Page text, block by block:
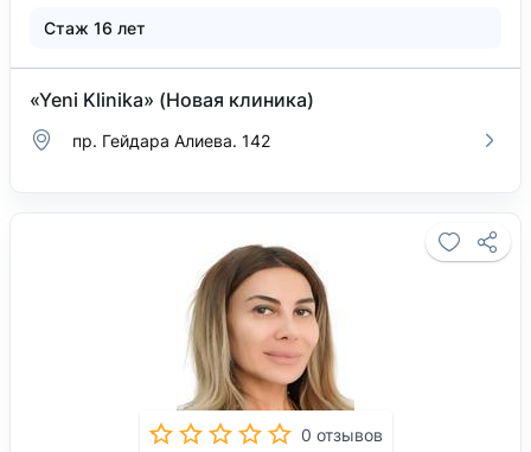
Стаж 16 лет
«Yeni Klinika» (Новая клиника)
пр. Гейдара Алиева. 142
0 отзывов